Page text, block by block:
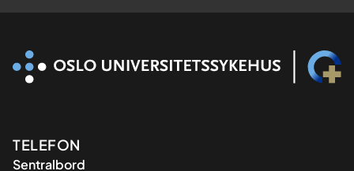
Kontaktinformasjon
TELEFON
Sentralbord